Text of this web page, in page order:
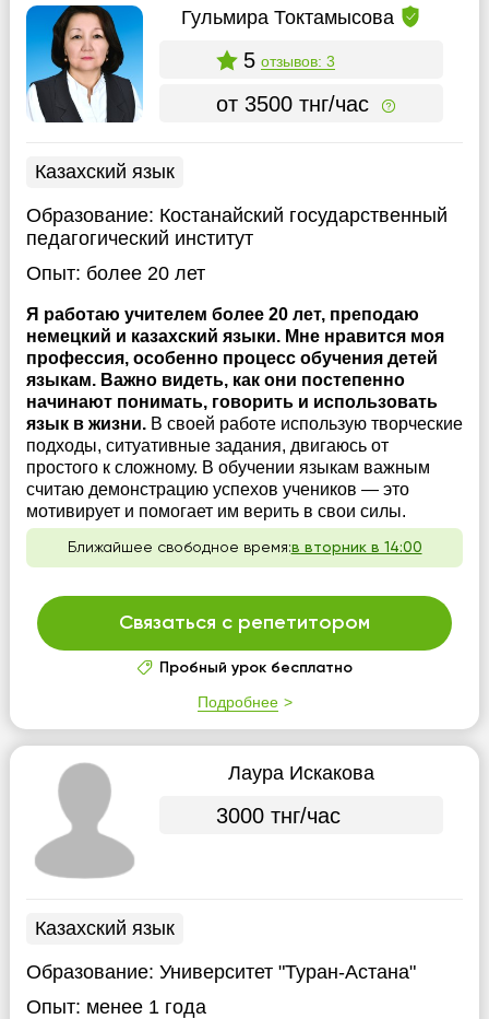
Гульмира Токтамысова
5 отзывов: 3
от 3500 тнг/час
Казахский язык
Образование: Костанайский государственный
педагогический институт
Опыт: более 20 лет
Я работаю учителем более 20 лет, преподаю
немецкий и казахский языки. Мне нравится моя
профессия, особенно процесс обучения детей
языкам. Важно видеть, как они постепенно
начинают понимать, говорить и использовать
язык в жизни. В своей работе использую творческие
подходы, ситуативные задания, двигаюсь от
простого к сложному. В обучении языкам важным
считаю демонстрацию успехов учеников — это
мотивирует и помогает им верить в свои силы.
Ближайшее свободное время:в вторник в 14:00
Связаться с репетитором
Пробный урок бесплатно
Подробнее
Лаура Искакова
3000 тнг/час
Казахский язык
Образование: Университет "Туран-Астана"
Опыт: менее 1 года